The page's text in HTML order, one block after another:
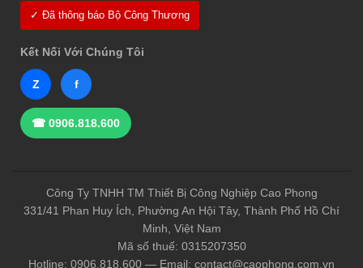
✓ Đã thông báo Bộ Công Thương
Kết Nối Với Chúng Tôi
Z f
☎ 0906.818.600
Công Ty TNHH TM Thiết Bị Công Nghiệp Cao Phong
331/41 Phan Huy Ích, Phường An Hội Tây, Thành Phố Hồ Chí
Minh, Việt Nam
Mã số thuế: 0315207350
Hotline: 0906.818.600 — Email: contact@caophong.com.vn